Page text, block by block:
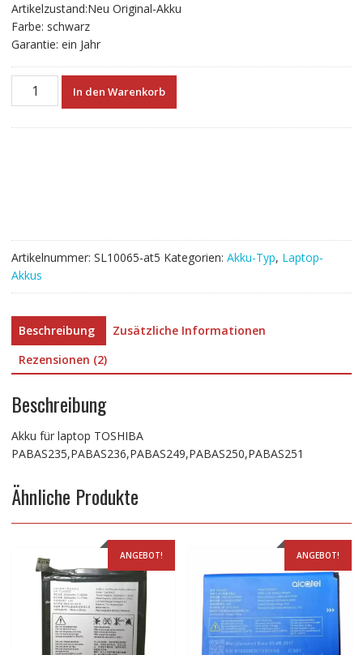
Artikelzustand:Neu Original-Akku
Farbe: schwarz
Garantie: ein Jahr
Neuer
In den Warenkorb
Artikelnummer: SL10065-at5 Kategorien: Akku-Typ, Laptop-
Akkus
Beschreibung
Zusätzliche Informationen
Rezensionen (2)
Beschreibung
Akku für laptop TOSHIBA
PABAS235,PABAS236,PABAS249,PABAS250,PABAS251
Ähnliche Produkte
ANGEBOT! ANGEBOT!